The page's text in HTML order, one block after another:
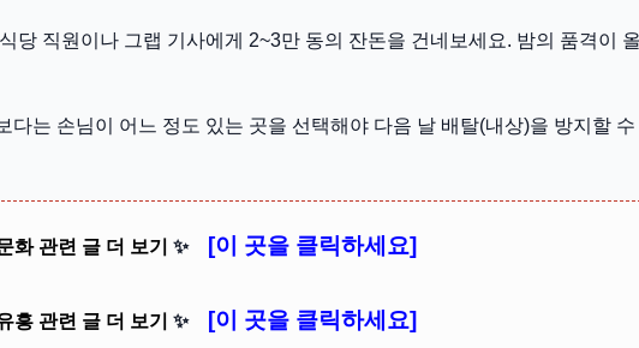
당 직원이나 그랩 기사에게 2~3만 동의 잔돈을 건네보세요. 밤의 품격이
다는 손님이 어느 정도 있는 곳을 선택해야 다음 날 배탈(내상)을 방지할 수
화 관련 글 더 보기 ✨ [이 곳을 클릭하세요]
흥 관련 글 더 보기 ✨ [이 곳을 클릭하세요]